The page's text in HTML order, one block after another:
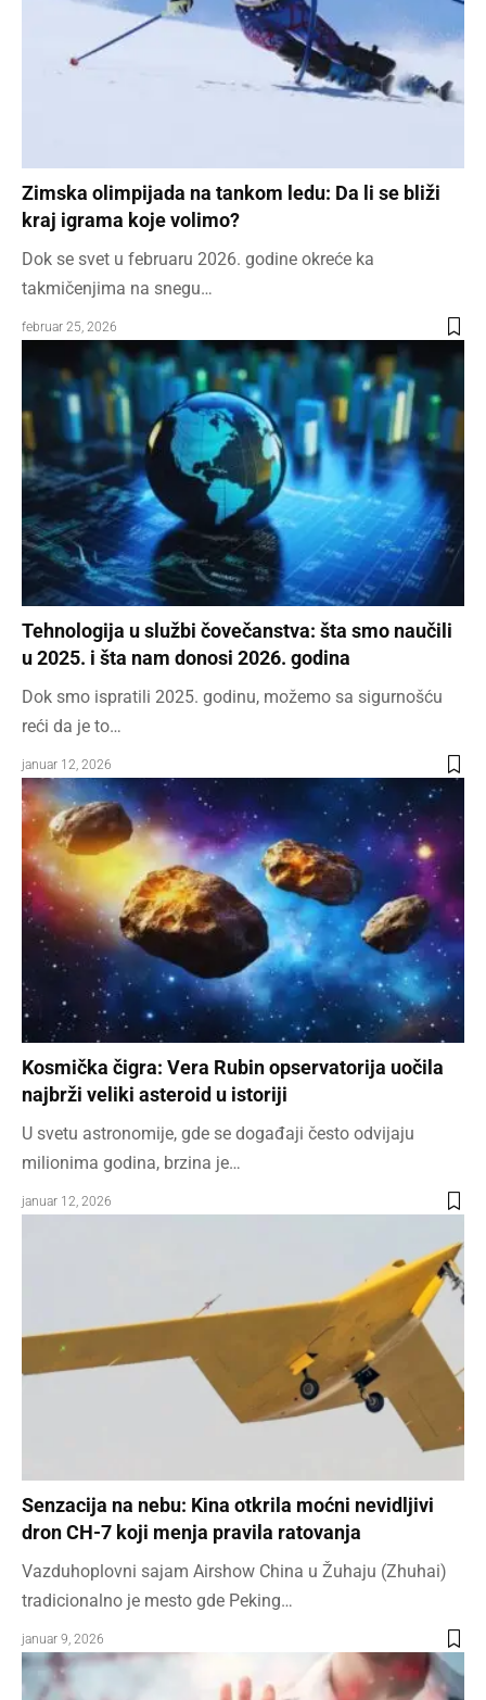
Zimska olimpijada na tankom ledu: Da li se bliži
kraj igrama koje volimo?
Dok se svet u februaru 2026. godine okreće ka
takmičenjima na snegu…
februar 25, 2026
Tehnologija u službi čovečanstva: šta smo naučili
u 2025. i šta nam donosi 2026. godina
Dok smo ispratili 2025. godinu, možemo sa sigurnošću
reći da je to…
januar 12, 2026
Kosmička čigra: Vera Rubin opservatorija uočila
najbrži veliki asteroid u istoriji
U svetu astronomije, gde se događaji često odvijaju
milionima godina, brzina je…
januar 12, 2026
Senzacija na nebu: Kina otkrila moćni nevidljivi
dron CH-7 koji menja pravila ratovanja
Vazduhoplovni sajam Airshow China u Žuhaju (Zhuhai)
tradicionalno je mesto gde Peking…
januar 9, 2026